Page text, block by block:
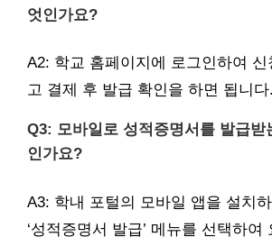
엇인가요?
A2: 학교 홈페이지에 로그인하여
고 결제 후 발급 확인을 하면 됩니다.
Q3: 모바일로 성적증명서를 발급받
인가요?
A3: 학내 포털의 모바일 앱을 설치
‘성적증명서 발급’ 메뉴를 선택하여